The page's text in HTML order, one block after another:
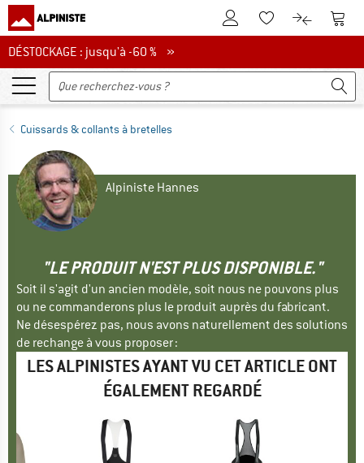
Vers le compte client
Vers la liste
Vers le
DÉSTOCKAGE : jusqu'à -60 %
DÉSTOCKAGE : jusqu'à -60 % »
Cuissards & collants à bretelles
Alpiniste Hannes
"LE PRODUIT N'EST PLUS DISPONIBLE."
Soit il s'agit d'un ancien modèle, soit nous ne pouvons plus
ou ne commanderons plus le produit auprès du fabricant.
Ne désespérez pas, nous avons naturellement des solutions
de rechange à vous proposer :
LES ALPINISTES AYANT VU CET ARTICLE ONT
ÉGALEMENT REGARDÉ